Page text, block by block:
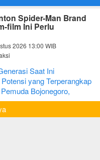
Spider-Man Brand
film Ini Perlu
2026 13:00 WIB
Saat Ini
yang Terperangkap
Bojonegoro,